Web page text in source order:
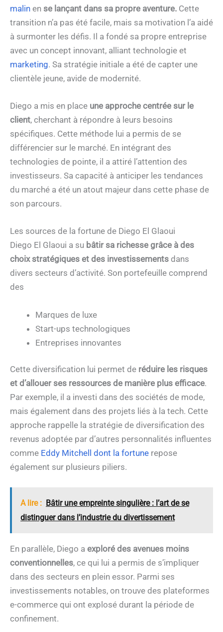
malin en se lançant dans sa propre aventure. Cette
transition n’a pas été facile, mais sa motivation l’a aidé
à surmonter les défis. Il a fondé sa propre entreprise
avec un concept innovant, alliant technologie et
marketing. Sa stratégie initiale a été de capter une
clientèle jeune, avide de modernité.
Diego a mis en place une approche centrée sur le
client, cherchant à répondre à leurs besoins
spécifiques. Cette méthode lui a permis de se
différencier sur le marché. En intégrant des
technologies de pointe, il a attiré l’attention des
investisseurs. Sa capacité à anticiper les tendances
du marché a été un atout majeur dans cette phase de
son parcours.
Les sources de la fortune de Diego El Glaoui
Diego El Glaoui a su bâtir sa richesse grâce à des
choix stratégiques et des investissements dans
divers secteurs d’activité. Son portefeuille comprend
des
Marques de luxe
Start-ups technologiques
Entreprises innovantes
Cette diversification lui permet de réduire les risques
et d’allouer ses ressources de manière plus efficace.
Par exemple, il a investi dans des sociétés de mode,
mais également dans des projets liés à la tech. Cette
approche rappelle la stratégie de diversification des
revenus adoptée par d’autres personnalités influentes
comme Eddy Mitchell dont la fortune repose
également sur plusieurs piliers.
A lire : Bâtir une empreinte singulière : l’art de se
distinguer dans l’industrie du divertissement
En parallèle, Diego a exploré des avenues moins
conventionnelles, ce qui lui a permis de s’impliquer
dans des secteurs en plein essor. Parmi ses
investissements notables, on trouve des plateformes
e-commerce qui ont explosé durant la période de
confinement.